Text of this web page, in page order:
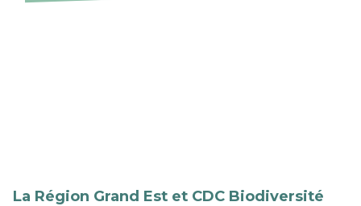
La Région Grand Est et CDC Biodiversité